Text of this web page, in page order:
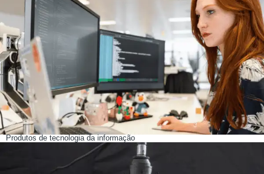
Produtos de tecnologia da informação